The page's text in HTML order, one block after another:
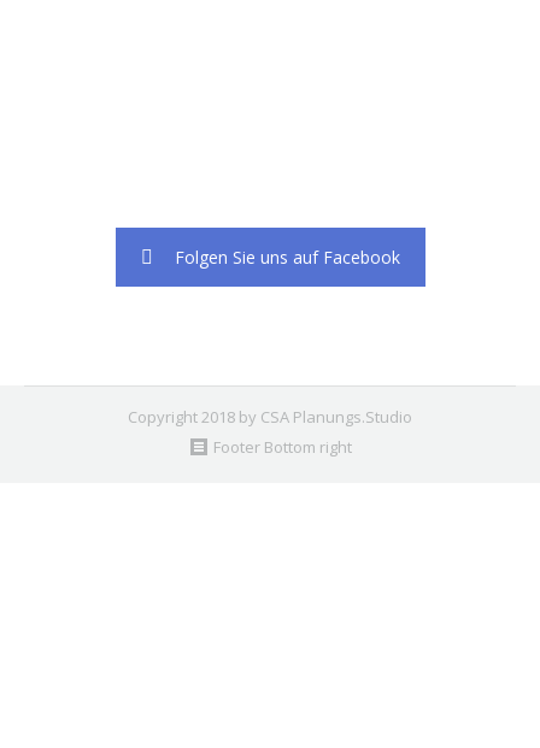
Folgen Sie uns auf Facebook
Copyright 2018 by CSA Planungs.Studio
Footer Bottom right